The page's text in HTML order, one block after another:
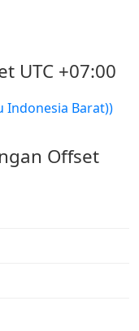
UTC +07:00
Indonesia Barat))
Offset